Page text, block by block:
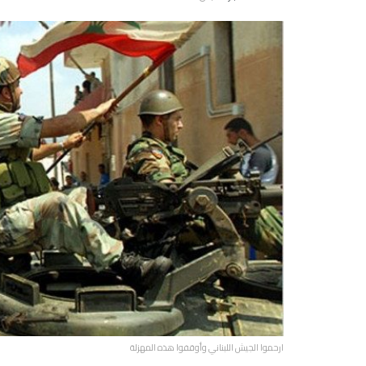
ارحموا الجيش اللبناني وأوقفوا هذه المهزلة